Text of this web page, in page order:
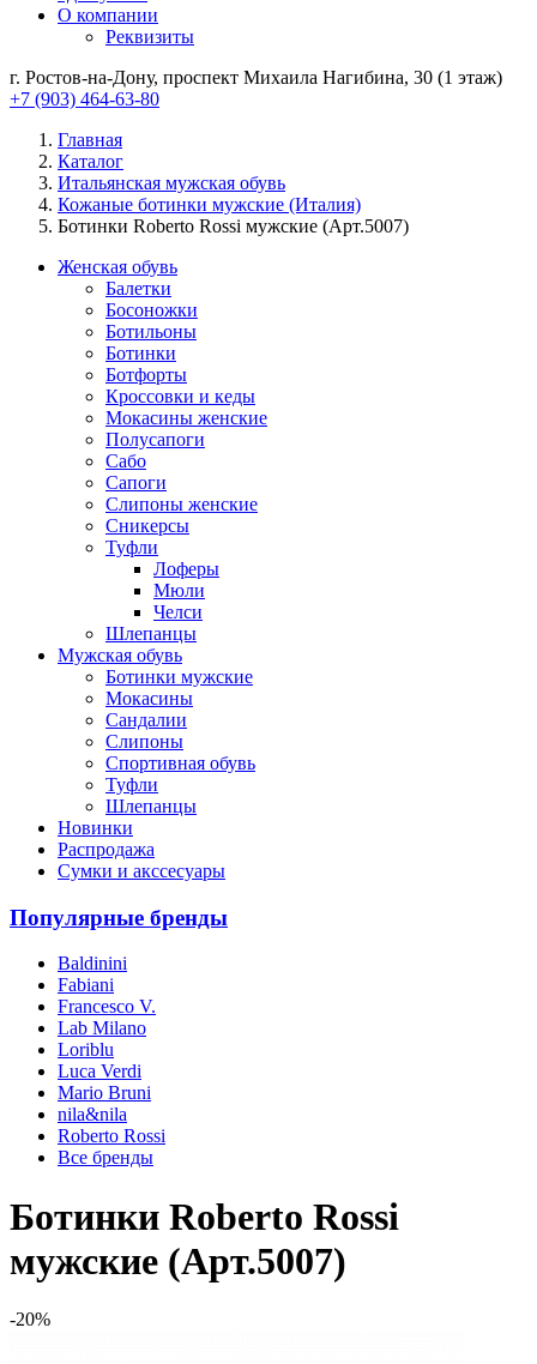
О компании
Реквизиты
г. Ростов-на-Дону, проспект Михаила Нагибина, 30 (1 этаж)
+7 (903) 464-63-80
Главная
Каталог
Итальянская мужская обувь
Кожаные ботинки мужские (Италия)
Ботинки Roberto Rossi мужские (Арт.5007)
Женская обувь
Балетки
Босоножки
Ботильоны
Ботинки
Ботфорты
Кроссовки и кеды
Мокасины женские
Полусапоги
Сабо
Сапоги
Слипоны женские
Сникерсы
Туфли
Лоферы
Мюли
Челси
Шлепанцы
Мужская обувь
Ботинки мужские
Мокасины
Сандалии
Слипоны
Спортивная обувь
Туфли
Шлепанцы
Новинки
Распродажа
Сумки и акссесуары
Популярные бренды
Baldinini
Fabiani
Francesco V.
Lab Milano
Loriblu
Luca Verdi
Mario Bruni
nila&nila
Roberto Rossi
Все бренды
Ботинки Roberto Rossi
мужские (Арт.5007)
-20%